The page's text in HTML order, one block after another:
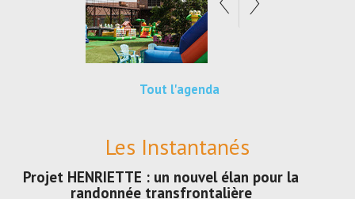
Tout l'agenda
Les Instantanés
Projet HENRIETTE : un nouvel élan pour la
randonnée transfrontalière